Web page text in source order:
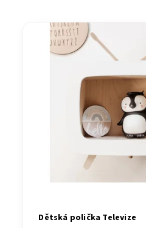
Nejdražší
Nejprodávanější
Dětská polička Televize